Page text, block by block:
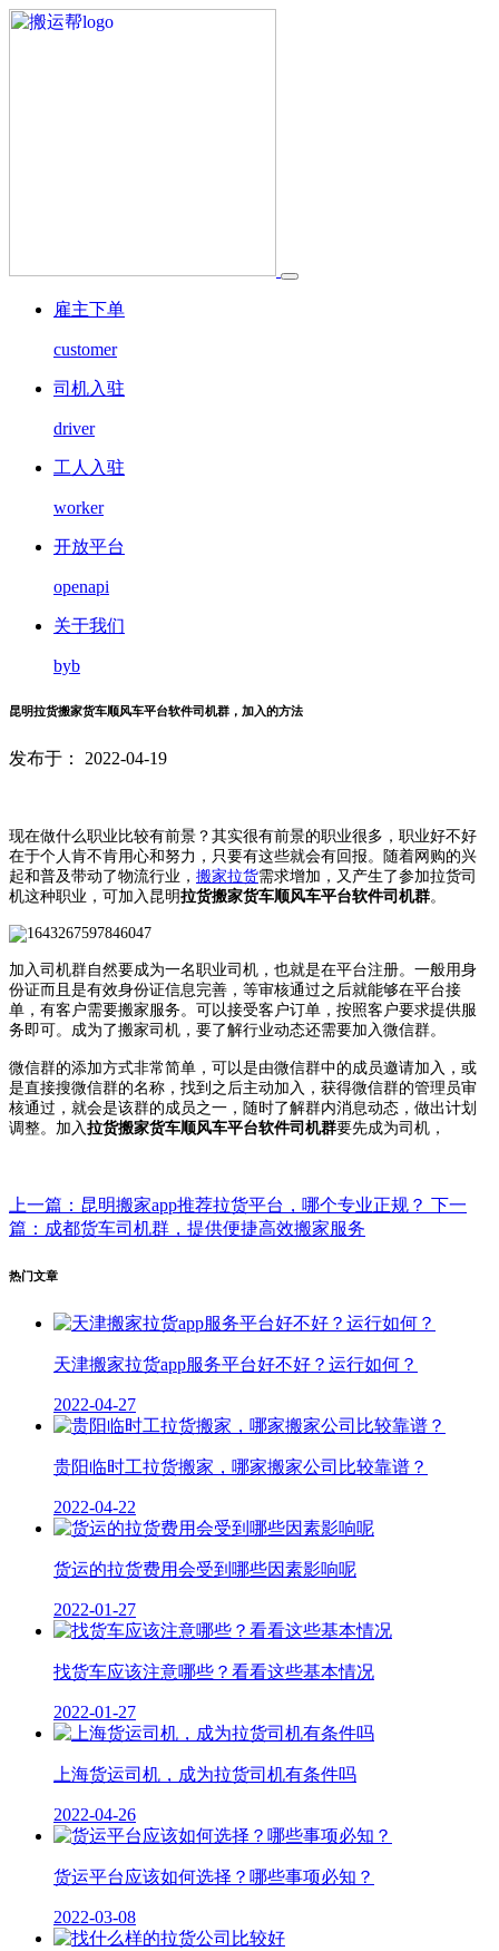
雇主下单
customer
司机入驻
driver
工人入驻
worker
开放平台
openapi
关于我们
byb
昆明拉货搬家货车顺风车平台软件司机群，加入的方法
发布于： 2022-04-19
现在做什么职业比较有前景？其实很有前景的职业很多，职业好不好
在于个人肯不肯用心和努力，只要有这些就会有回报。随着网购的兴
起和普及带动了物流行业， 搬家拉货需求增加，又产生了参加拉货司
机这种职业，可加入昆明拉货搬家货车顺风车平台软件司机群。
加入司机群自然要成为一名职业司机，也就是在平台注册。一般用身
份证而且是有效身份证信息完善，等审核通过之后就能够在平台接
单，有客户需要搬家服务。可以接受客户订单，按照客户要求提供服
务即可。成为了搬家司机，要了解行业动态还需要加入微信群。
微信群的添加方式非常简单，可以是由微信群中的成员邀请加入，或
是直接搜微信群的名称，找到之后主动加入，获得微信群的管理员审
核通过，就会是该群的成员之一，随时了解群内消息动态，做出计划
调整。加入 拉货搬家货车顺风车平台软件司机群要先成为司机，
上一篇：昆明搬家app推荐拉货平台，哪个专业正规？ 下一
篇：成都货车司机群，提供便捷高效搬家服务
热门文章
天津搬家拉货app服务平台好不好？运行如何？
2022-04-27
贵阳临时工拉货搬家，哪家搬家公司比较靠谱？
2022-04-22
货运的拉货费用会受到哪些因素影响呢
2022-01-27
找货车应该注意哪些？看看这些基本情况
2022-01-27
上海货运司机，成为拉货司机有条件吗
2022-04-26
货运平台应该如何选择？哪些事项必知？
2022-03-08